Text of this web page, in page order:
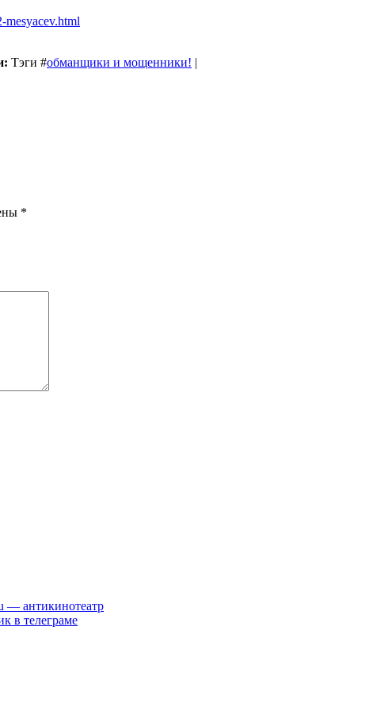
Тэги #обманщики и мощенники! |
*
— антикинотеатр
в телеграме